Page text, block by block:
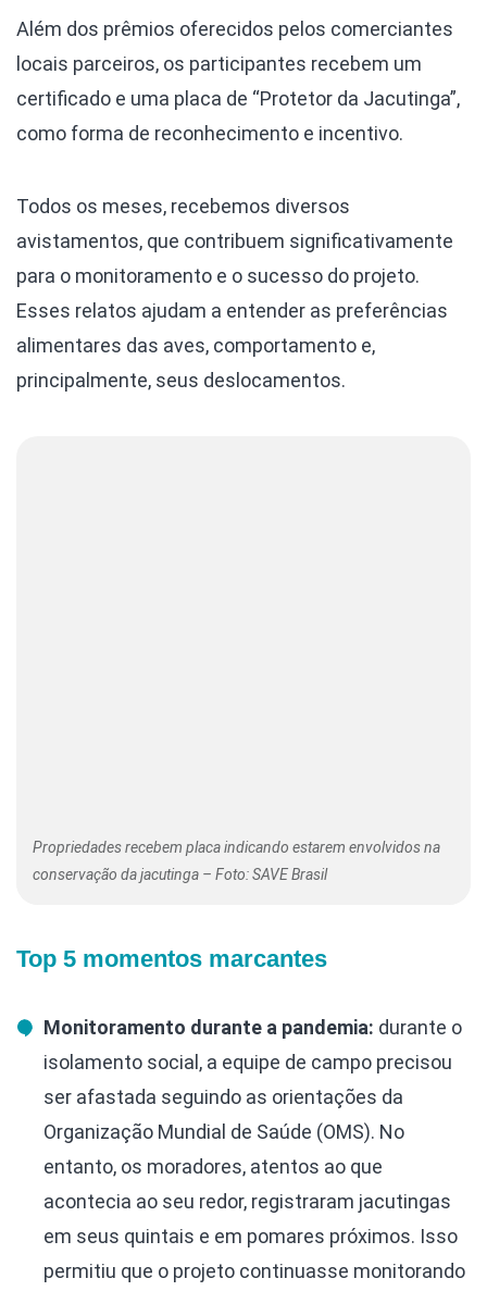
Além dos prêmios oferecidos pelos comerciantes
locais parceiros, os participantes recebem um
certificado e uma placa de “Protetor da Jacutinga”,
como forma de reconhecimento e incentivo.
Todos os meses, recebemos diversos
avistamentos, que contribuem significativamente
para o monitoramento e o sucesso do projeto.
Esses relatos ajudam a entender as preferências
alimentares das aves, comportamento e,
principalmente, seus deslocamentos.
Propriedades recebem placa indicando estarem envolvidos na
conservação da jacutinga – Foto: SAVE Brasil
Top 5 momentos marcantes
Monitoramento durante a pandemia: durante o
isolamento social, a equipe de campo precisou
ser afastada seguindo as orientações da
Organização Mundial de Saúde (OMS). No
entanto, os moradores, atentos ao que
acontecia ao seu redor, registraram jacutingas
em seus quintais e em pomares próximos. Isso
permitiu que o projeto continuasse monitorando